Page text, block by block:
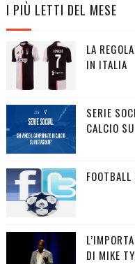
I PIÙ LETTI DEL MESE
LA
IN ITALIA
SERIE
CALCIO
DI MIKE